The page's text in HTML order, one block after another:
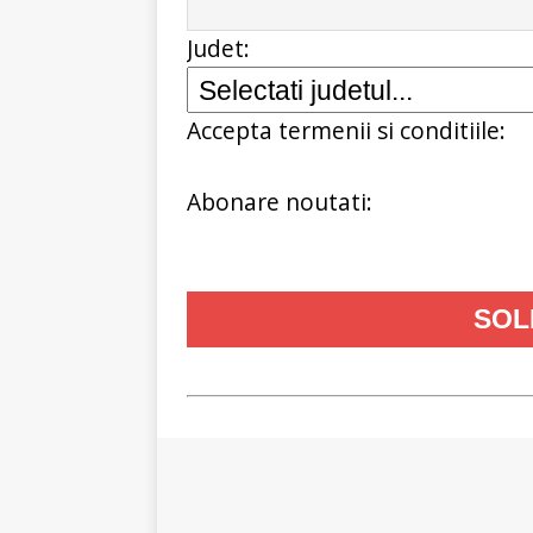
Judet:
Accepta termenii si conditiile:
Abonare noutati: